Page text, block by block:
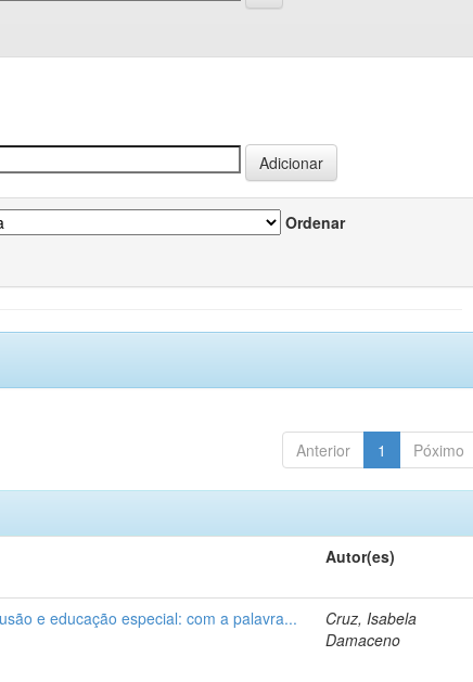
Ordenar
Anterior 1 Póximo
Autor(es)
e educação especial: com a palavra...
Cruz, Isabela
Damaceno